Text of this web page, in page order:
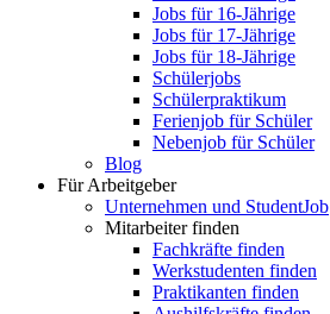
Jobs für 16-Jährige
Jobs für 17-Jährige
Jobs für 18-Jährige
Schülerjobs
Schülerpraktikum
Ferienjob für Schüler
Nebenjob für Schüler
Blog
Für Arbeitgeber
Unternehmen und StudentJob
Mitarbeiter finden
Fachkräfte finden
Werkstudenten finden
Praktikanten finden